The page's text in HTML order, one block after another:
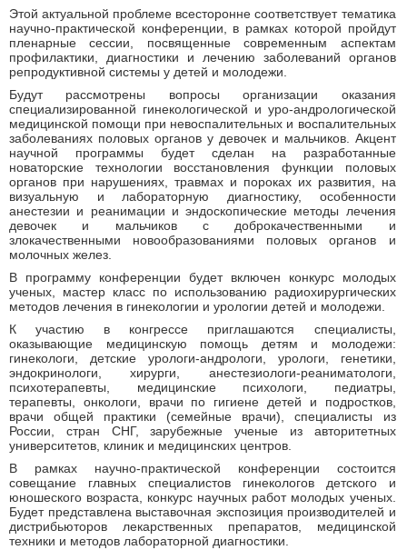
Этой актуальной проблеме всесторонне соответствует тематика
научно-практической конференции, в рамках которой пройдут
пленарные сессии, посвященные современным аспектам
профилактики, диагностики и лечению заболеваний органов
репродуктивной системы у детей и молодежи.
Будут рассмотрены вопросы организации оказания
специализированной гинекологической и уро-андрологической
медицинской помощи при невоспалительных и воспалительных
заболеваниях половых органов у девочек и мальчиков. Акцент
научной программы будет сделан на разработанные
новаторские технологии восстановления функции половых
органов при нарушениях, травмах и пороках их развития, на
визуальную и лабораторную диагностику, особенности
анестезии и реанимации и эндоскопические методы лечения
девочек и мальчиков с доброкачественными и
злокачественными новообразованиями половых органов и
молочных желез.
В программу конференции будет включен конкурс молодых
ученых, мастер класс по использованию радиохирургических
методов лечения в гинекологии и урологии детей и молодежи.
К участию в конгрессе приглашаются специалисты,
оказывающие медицинскую помощь детям и молодежи:
гинекологи, детские урологи-андрологи, урологи, генетики,
эндокринологи, хирурги, анестезиологи-реаниматологи,
психотерапевты, медицинские психологи, педиатры,
терапевты, онкологи, врачи по гигиене детей и подростков,
врачи общей практики (семейные врачи), специалисты из
России, стран СНГ, зарубежные ученые из авторитетных
университетов, клиник и медицинских центров.
В рамках научно-практической конференции состоится
совещание главных специалистов гинекологов детского и
юношеского возраста, конкурс научных работ молодых ученых.
Будет представлена выставочная экспозиция производителей и
дистрибьюторов лекарственных препаратов, медицинской
техники и методов лабораторной диагностики.